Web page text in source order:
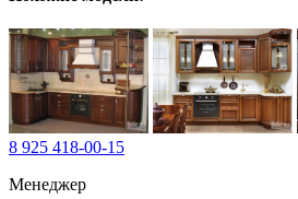
8 925 418-00-15
Менеджер